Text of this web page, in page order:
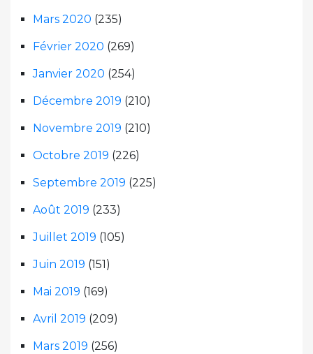
Mars 2020 (235)
Février 2020 (269)
Janvier 2020 (254)
Décembre 2019 (210)
Novembre 2019 (210)
Octobre 2019 (226)
Septembre 2019 (225)
Août 2019 (233)
Juillet 2019 (105)
Juin 2019 (151)
Mai 2019 (169)
Avril 2019 (209)
Mars 2019 (256)